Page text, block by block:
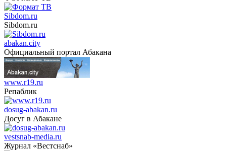
Sibdom.ru
Sibdom.ru
abakan.city
Официальный портал Абакана
www.r19.ru
Репаблик
dosug-abakan.ru
Досуг в Абакане
vestsnab-media.ru
Журнал «Вестснаб»